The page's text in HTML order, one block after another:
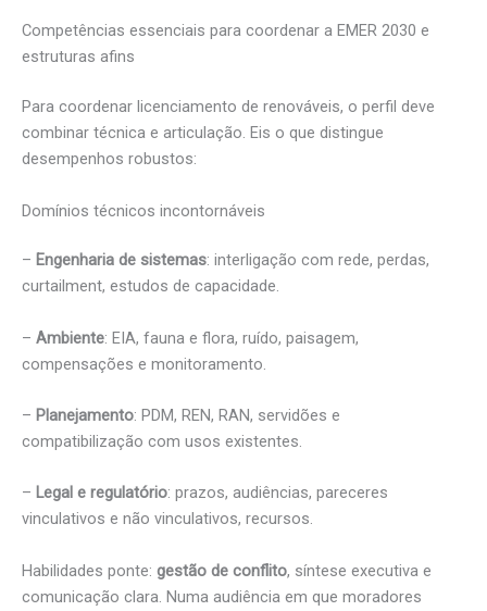
Competências essenciais para coordenar a EMER 2030 e
estruturas afins
Para coordenar licenciamento de renováveis, o perfil deve
combinar técnica e articulação. Eis o que distingue
desempenhos robustos:
Domínios técnicos incontornáveis
– Engenharia de sistemas: interligação com rede, perdas,
curtailment, estudos de capacidade.
– Ambiente: EIA, fauna e flora, ruído, paisagem,
compensações e monitoramento.
– Planejamento: PDM, REN, RAN, servidões e
compatibilização com usos existentes.
– Legal e regulatório: prazos, audiências, pareceres
vinculativos e não vinculativos, recursos.
Habilidades ponte: gestão de conflito, síntese executiva e
comunicação clara. Numa audiência em que moradores